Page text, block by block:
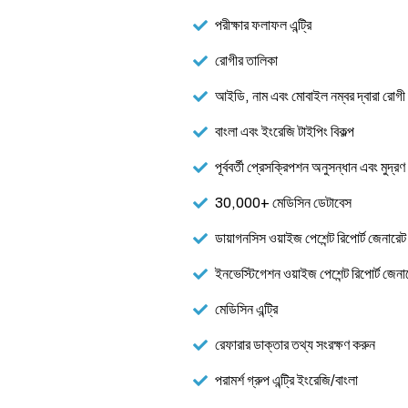
পরীক্ষার ফলাফল এন্ট্রি
রোগীর তালিকা
আইডি, নাম এবং মোবাইল নম্বর দ্বারা রোগী
বাংলা এবং ইংরেজি টাইপিং বিকল্প
পূর্ববর্তী প্রেসক্রিপশন অনুসন্ধান এবং মুদ্রণ
30,000+ মেডিসিন ডেটাবেস
ডায়াগনসিস ওয়াইজ পেশেন্ট রিপোর্ট
ইনভেস্টিগেশন ওয়াইজ পেশেন্ট রিপোর্ট
মেডিসিন এন্ট্রি
রেফারার ডাক্তার তথ্য সংরক্ষণ করুন
পরামর্শ গ্রুপ এন্ট্রি ইংরেজি/বাংলা